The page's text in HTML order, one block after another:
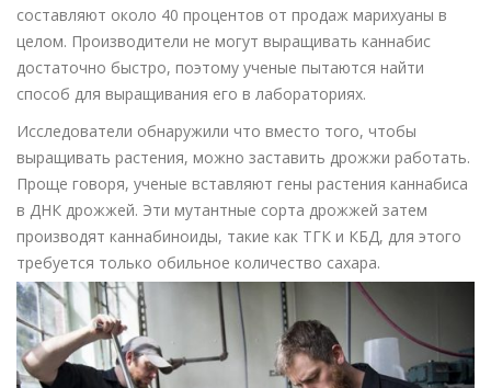
составляют около 40 процентов от продаж марихуаны в
целом. Производители не могут выращивать каннабис
достаточно быстро, поэтому ученые пытаются найти
способ для выращивания его в лабораториях.
Исследователи обнаружили что вместо того, чтобы
выращивать растения, можно заставить дрожжи работать.
Проще говоря, ученые вставляют гены растения каннабиса
в ДНК дрожжей. Эти мутантные сорта дрожжей затем
производят каннабиноиды, такие как ТГК и КБД, для этого
требуется только обильное количество сахара.